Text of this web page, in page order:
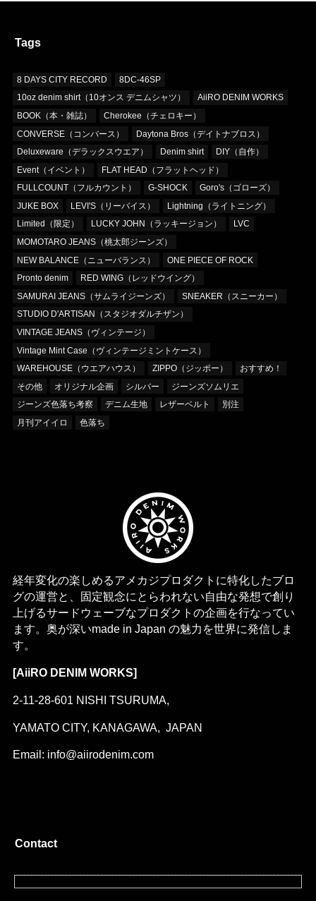
Tags
8 DAYS CITY RECORD
8DC-46SP
10oz denim shirt（10オンス デニムシャツ）
AiiRO DENIM WORKS
BOOK（本・雑誌）
Cherokee（チェロキー）
CONVERSE（コンバース）
Daytona Bros（デイトナブロス）
Deluxeware（デラックスウエア）
Denim shirt
DIY（自作）
Event（イベント）
FLAT HEAD（フラットヘッド）
FULLCOUNT（フルカウント）
G-SHOCK
Goro's（ゴローズ）
JUKE BOX
LEVI'S（リーバイス）
Lightning（ライトニング）
Limited（限定）
LUCKY JOHN（ラッキージョン）
LVC
MOMOTARO JEANS（桃太郎ジーンズ）
NEW BALANCE（ニューバランス）
ONE PIECE OF ROCK
Pronto denim
RED WING（レッドウイング）
SAMURAI JEANS（サムライジーンズ）
SNEAKER（スニーカー）
STUDIO D'ARTISAN（スタジオダルチザン）
VINTAGE JEANS（ヴィンテージ）
Vintage Mint Case（ヴィンテージミントケース）
WAREHOUSE（ウエアハウス）
ZIPPO（ジッポー）
おすすめ！
その他
オリジナル企画 シルバー
ジーンズソムリエ
ジーンズ色落ち考察
デニム生地 レザーベルト
別注
月刊アイイロ
色落ち
経年変化の楽しめるアメカジプロダクトに特化したブロ
グの運営と、固定観念にとらわれない自由な発想で創り
上げるサードウェーブなプロダクトの企画を行なってい
ます。奥が深いmade in Japan の魅力を世界に発信しま
す。
[AiiRO DENIM WORKS]
2-11-28-601 NISHI TSURUMA,
YAMATO CITY, KANAGAWA, JAPAN
Email: info@aiirodenim.com
Contact